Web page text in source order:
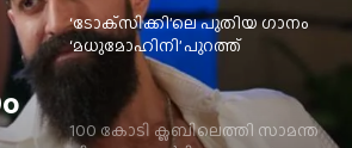
100 കോടി ക്ലബിലെത്തി സാമന്ത
ചിത്രം ‘മാ ഇന്‍ടി ബംഗാരം’
തെലുങ്കിൽ റൊമാന്റിക് ചിത്രാവുമായി